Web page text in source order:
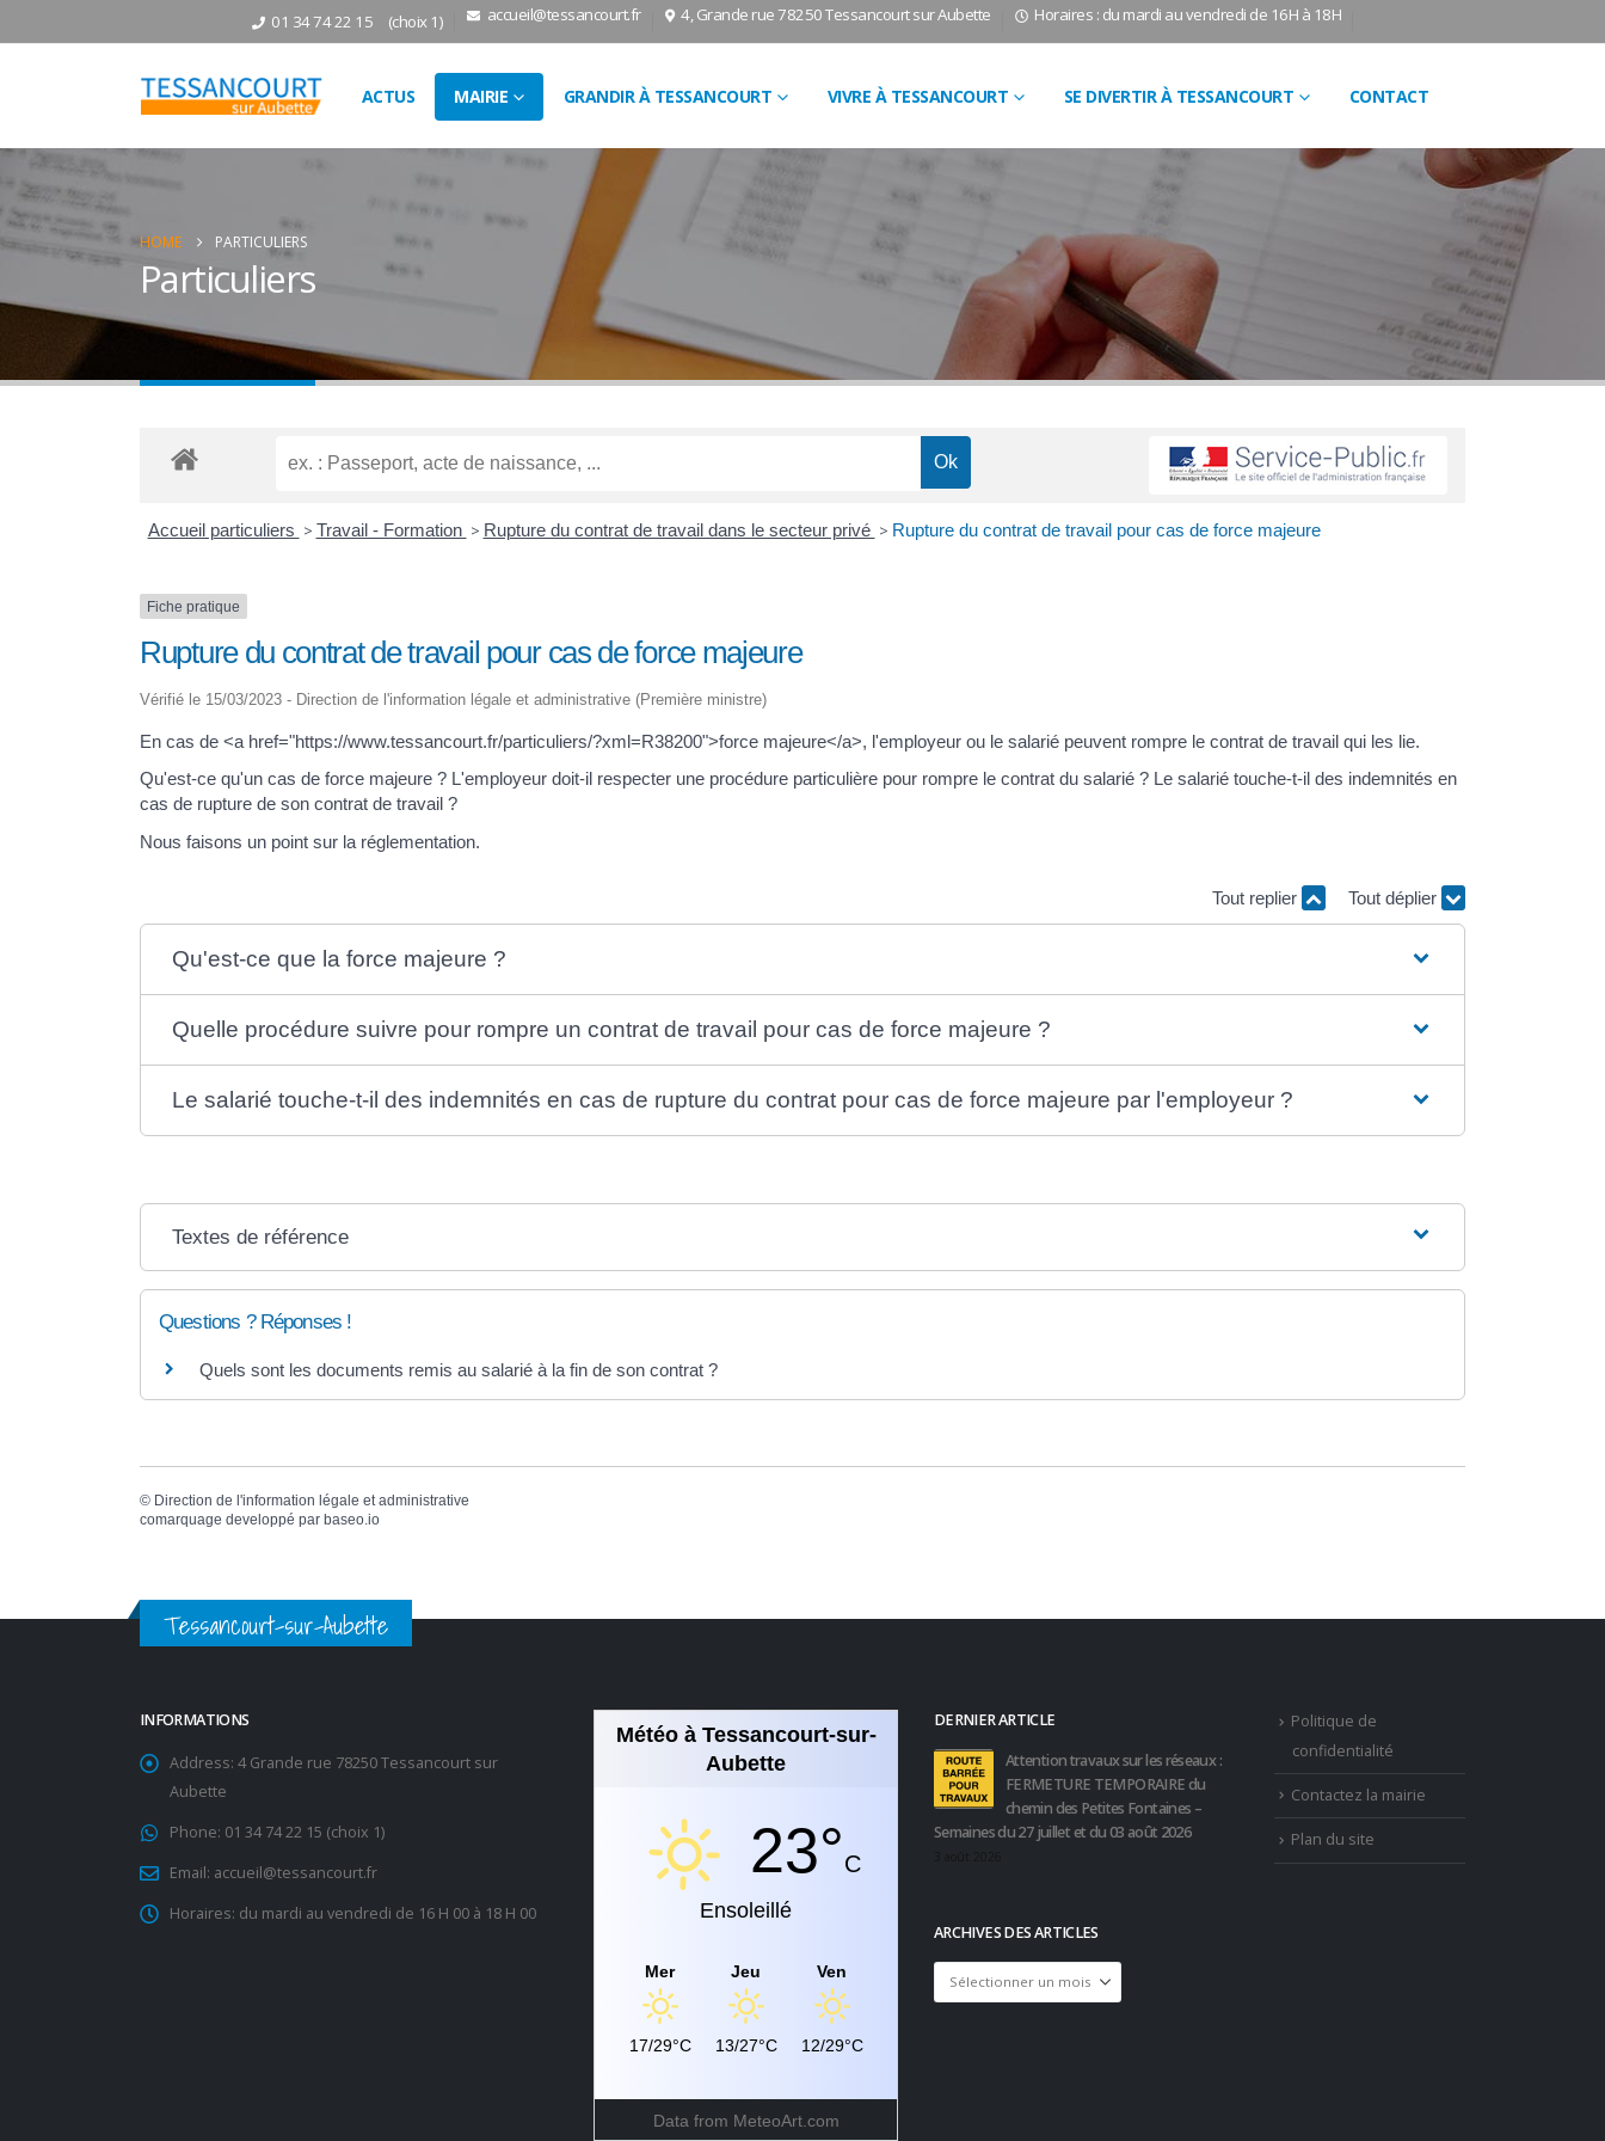
01 34 74 22 15 (choix 1) accueil@tessancourt.fr 4, Grande rue 78250 Tessancourt sur Aubette Horaires : du mardi au vendredi de 16H à 18H
ACTUS MAIRIE GRANDIR À TESSANCOURT VIVRE À TESSANCOURT SE DIVERTIR À TESSANCOURT CONTACT
HOME PARTICULIERS
Particuliers
Accueil particuliers > Travail - Formation > Rupture du contrat de travail dans le secteur privé > Rupture du contrat de travail pour cas de force majeure
Fiche pratique
Rupture du contrat de travail pour cas de force majeure
Vérifié le 15/03/2023 - Direction de l'information légale et administrative (Première ministre)
En cas de <a href="https://www.tessancourt.fr/particuliers/?xml=R38200">force majeure</a>, l'employeur ou le salarié peuvent rompre le contrat de travail qui les lie.
Qu'est-ce qu'un cas de force majeure ? L'employeur doit-il respecter une procédure particulière pour rompre le contrat du salarié ? Le salarié touche-t-il des indemnités en
cas de rupture de son contrat de travail ?
Nous faisons un point sur la réglementation.
Tout replier Tout déplier
Qu'est-ce que la force majeure ?
Quelle procédure suivre pour rompre un contrat de travail pour cas de force majeure ?
Le salarié touche-t-il des indemnités en cas de rupture du contrat pour cas de force majeure par l'employeur ?
Textes de référence
Questions ? Réponses !
Quels sont les documents remis au salarié à la fin de son contrat ?
© Direction de l'information légale et administrative
comarquage developpé par baseo.io
Tessancourt-sur-Aubette
INFORMATIONS
Address: 4 Grande rue 78250 Tessancourt sur
Aubette
Phone: 01 34 74 22 15 (choix 1)
Email: accueil@tessancourt.fr
Horaires: du mardi au vendredi de 16 H 00 à 18 H 00
Météo à Tessancourt-sur-
Aubette
23°C
Ensoleillé
Mer
17/29°C
Jeu
13/27°C
Ven
12/29°C
Data from MeteoArt.com
DERNIER ARTICLE
Attention travaux sur les réseaux :
FERMETURE TEMPORAIRE du
chemin des Petites Fontaines –
Semaines du 27 juillet et du 03 août 2026
ARCHIVES DES ARTICLES
Archives
des
Politique de
confidentialité
Contactez la mairie
Plan du site